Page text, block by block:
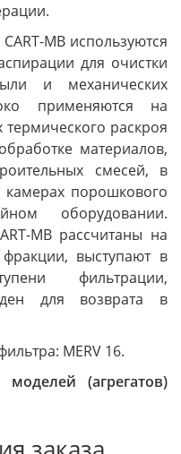
MB используются
для очистки
и механических
применяются на
термического раскроя
материалов,
смесей, в
порошкового
оборудовании.
MB рассчитаны на
выступают в
фильтрации,
для возврата в
MERV 16.
(агрегатов)